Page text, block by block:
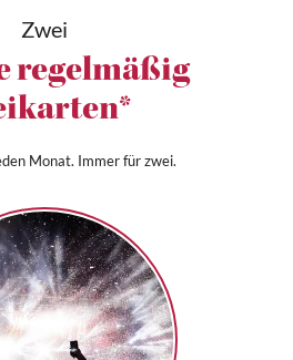
Zwei
regelmäßig
Monat. Immer für zwei.